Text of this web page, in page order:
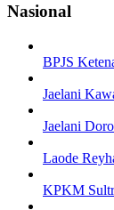
Nasional
BPJS
Jaelani
Jaelani
Laode
KPKM